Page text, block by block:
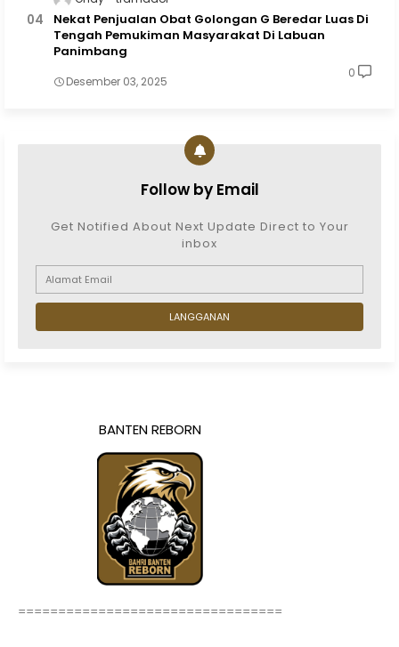
Nekat Penjualan Obat Golongan G Beredar Luas Di
Tengah Pemukiman Masyarakat Di Labuan
Panimbang
Desember 03, 2025
0
Follow by Email
Get Notified About Next Update Direct to Your
inbox
BANTEN REBORN
=================================